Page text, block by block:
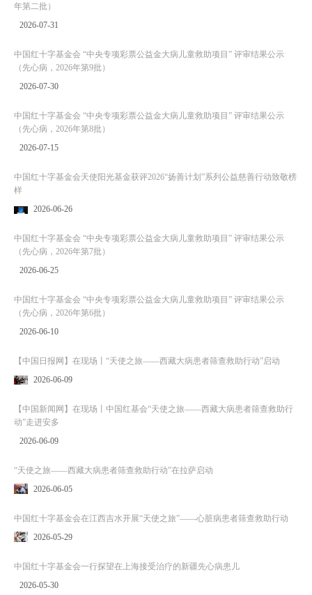
年第二批）
2026-07-31
中国红十字基金会 “中央专项彩票公益金大病儿童救助项目” 评审结果公示
（先心病，2026年第9批）
2026-07-30
中国红十字基金会 “中央专项彩票公益金大病儿童救助项目” 评审结果公示
（先心病，2026年第8批）
2026-07-15
中国红十字基金会天使阳光基金获评2026“扬善计划”系列公益慈善行动致敬榜
样
2026-06-26
中国红十字基金会 “中央专项彩票公益金大病儿童救助项目” 评审结果公示
（先心病，2026年第7批）
2026-06-25
中国红十字基金会 “中央专项彩票公益金大病儿童救助项目” 评审结果公示
（先心病，2026年第6批）
2026-06-10
【中国日报网】在现场丨“天使之旅——西藏大病患者筛查救助行动”启动
2026-06-09
【中国新闻网】在现场丨中国红基会“天使之旅——西藏大病患者筛查救助行
动”走进安多
2026-06-09
“天使之旅——西藏大病患者筛查救助行动”在拉萨启动
2026-06-05
中国红十字基金会在江西吉水开展“天使之旅”——心脏病患者筛查救助行动
2026-05-29
中国红十字基金会一行探望在上海接受治疗的新疆先心病患儿
2026-05-30